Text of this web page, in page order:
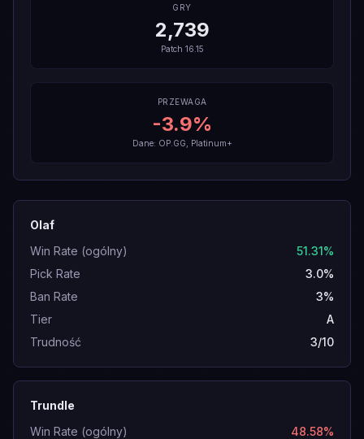
GRY
2,739
Patch 16.15
PRZEWAGA
-3.9%
Dane: OP.GG, Platinum+
Olaf
Win Rate (ogólny)
51.31%
Pick Rate
3.0%
Ban Rate
3%
Tier
A
Trudność
3/10
Trundle
Win Rate (ogólny)
48.58%